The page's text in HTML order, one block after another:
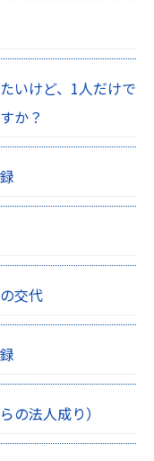
いけど、1人だけで
か？
交代
の法人成り）